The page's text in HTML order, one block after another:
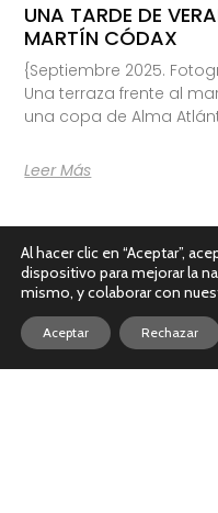
UNA TARDE DE
MARTÍN CÓDAX
{Septiembre 2025.
Una terraza frente al
una copa de Alma
Leer Más
Al hacer clic en “Aceptar”,
dispositivo para mejorar la
mismo, y colaborar con
Aceptar Rechazar